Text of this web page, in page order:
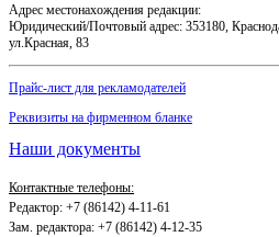
Адрес местонахождения редакции:
Юридический/Почтовый адрес: 353180,
ул.Красная, 83
Прайс-лист для рекламодателей
Реквизиты на фирменном бланке
Наши документы
Контактные телефоны:
Редактор: +7 (86142) 4-11-61
Зам. редактора: +7 (86142) 4-12-35